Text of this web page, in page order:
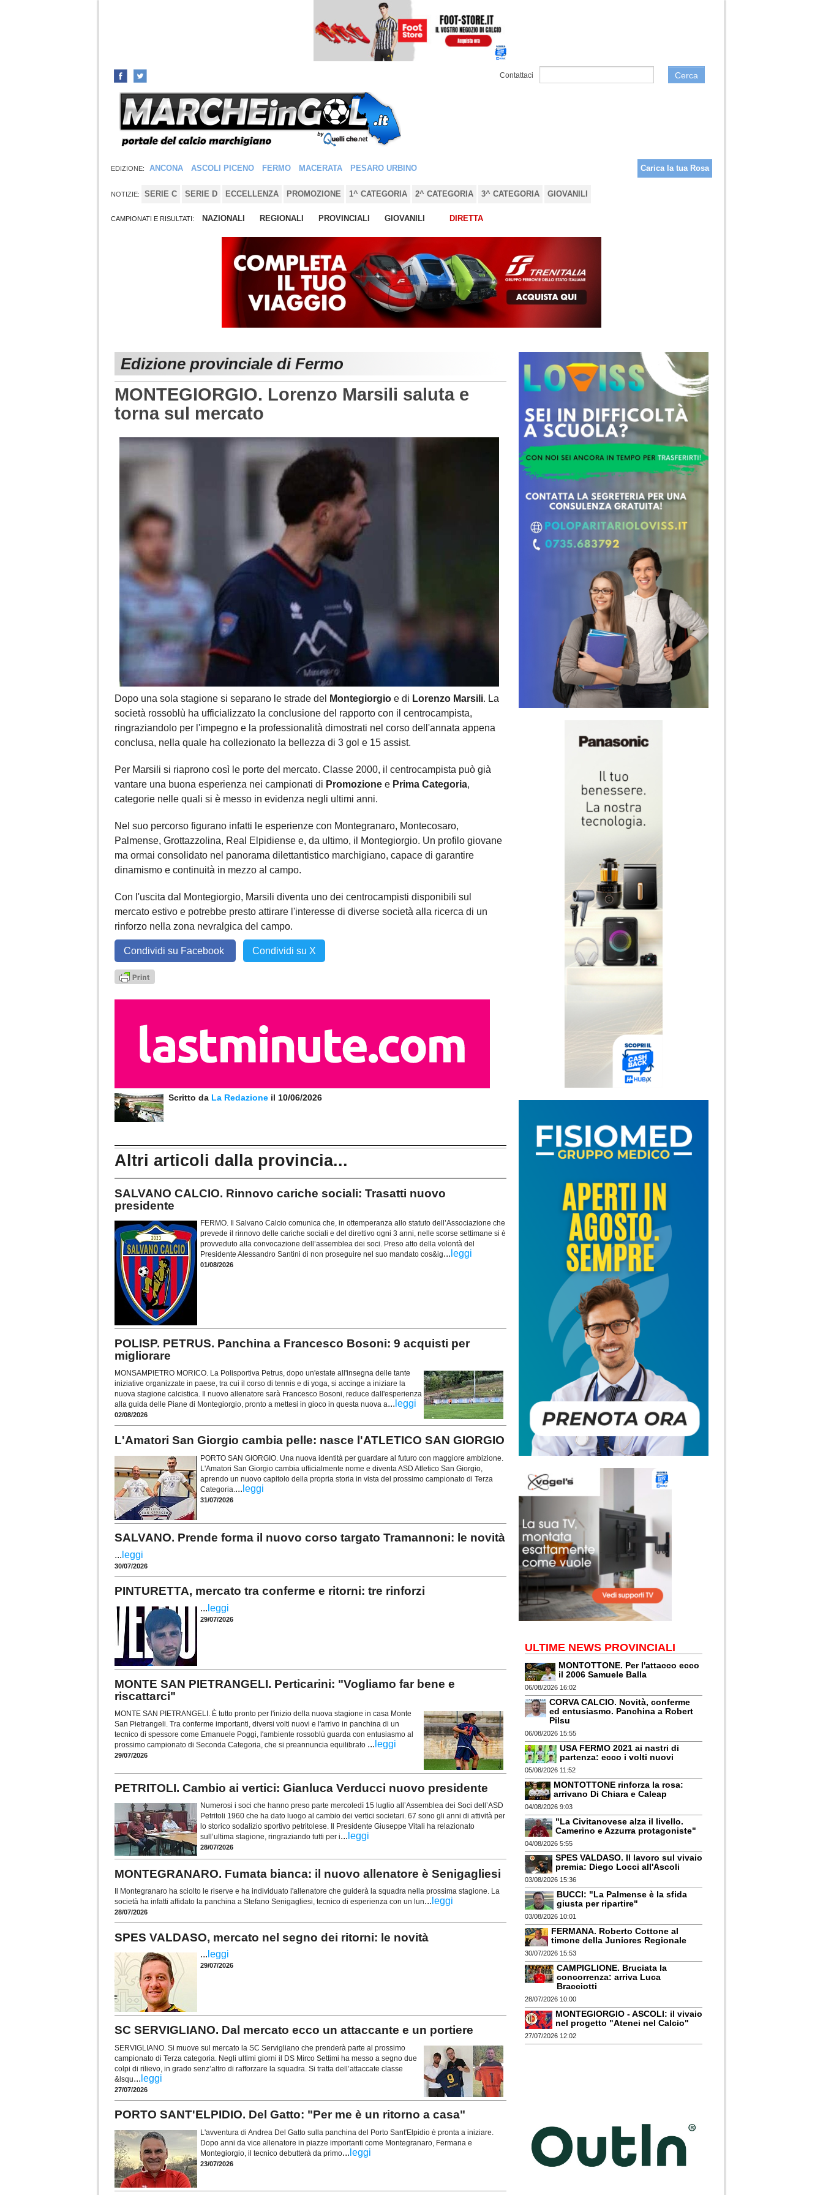
Contattaci Cerca
EDIZIONE: ANCONA ASCOLI PICENO FERMO MACERATA PESARO URBINO Carica la tua Rosa
NOTIZIE: SERIE C SERIE D ECCELLENZA PROMOZIONE 1^ CATEGORIA 2^ CATEGORIA 3^ CATEGORIA GIOVANILI
CAMPIONATI E RISULTATI: NAZIONALI REGIONALI PROVINCIALI GIOVANILI DIRETTA
Edizione provinciale di Fermo
MONTEGIORGIO. Lorenzo Marsili saluta e
torna sul mercato
Dopo una sola stagione si separano le strade del Montegiorgio e di Lorenzo Marsili. La
società rossoblù ha ufficializzato la conclusione del rapporto con il centrocampista,
ringraziandolo per l'impegno e la professionalità dimostrati nel corso dell'annata appena
conclusa, nella quale ha collezionato la bellezza di 3 gol e 15 assist.
Per Marsili si riaprono così le porte del mercato. Classe 2000, il centrocampista può già
vantare una buona esperienza nei campionati di Promozione e Prima Categoria,
categorie nelle quali si è messo in evidenza negli ultimi anni.
Nel suo percorso figurano infatti le esperienze con Montegranaro, Montecosaro,
Palmense, Grottazzolina, Real Elpidiense e, da ultimo, il Montegiorgio. Un profilo giovane
ma ormai consolidato nel panorama dilettantistico marchigiano, capace di garantire
dinamismo e continuità in mezzo al campo.
Con l'uscita dal Montegiorgio, Marsili diventa uno dei centrocampisti disponibili sul
mercato estivo e potrebbe presto attirare l'interesse di diverse società alla ricerca di un
rinforzo nella zona nevralgica del campo.
Condividi su Facebook Condividi su X
Scritto da La Redazione il 10/06/2026
Altri articoli dalla provincia...
SALVANO CALCIO. Rinnovo cariche sociali: Trasatti nuovo
presidente
FERMO. Il Salvano Calcio comunica che, in ottemperanza allo statuto dell’Associazione che
prevede il rinnovo delle cariche sociali e del direttivo ogni 3 anni, nelle scorse settimane si è
provveduto alla convocazione dell’assemblea dei soci. Preso atto della volontà del
Presidente Alessandro Santini di non proseguire nel suo mandato cos&ig... leggi
01/08/2026
POLISP. PETRUS. Panchina a Francesco Bosoni: 9 acquisti per
migliorare
MONSAMPIETRO MORICO. La Polisportiva Petrus, dopo un'estate all'insegna delle tante
iniziative organizzate in paese, tra cui il corso di tennis e di yoga, si accinge a iniziare la
nuova stagione calcistica. Il nuovo allenatore sarà Francesco Bosoni, reduce dall'esperienza
alla guida delle Piane di Montegiorgio, pronto a mettesi in gioco in questa nuova a... leggi
02/08/2026
L'Amatori San Giorgio cambia pelle: nasce l'ATLETICO SAN GIORGIO
PORTO SAN GIORGIO. Una nuova identità per guardare al futuro con maggiore ambizione.
L'Amatori San Giorgio cambia ufficialmente nome e diventa ASD Atletico San Giorgio,
aprendo un nuovo capitolo della propria storia in vista del prossimo campionato di Terza
Categoria. ... leggi
31/07/2026
SALVANO. Prende forma il nuovo corso targato Tramannoni: le novità
... leggi
30/07/2026
PINTURETTA, mercato tra conferme e ritorni: tre rinforzi
... leggi
29/07/2026
MONTE SAN PIETRANGELI. Perticarini: "Vogliamo far bene e
riscattarci"
MONTE SAN PIETRANGELI. È tutto pronto per l'inizio della nuova stagione in casa Monte
San Pietrangeli. Tra conferme importanti, diversi volti nuovi e l'arrivo in panchina di un
tecnico di spessore come Emanuele Poggi, l'ambiente rossoblù guarda con entusiasmo al
prossimo campionato di Seconda Categoria, che si preannuncia equilibrato ... leggi
29/07/2026
PETRITOLI. Cambio ai vertici: Gianluca Verducci nuovo presidente
Numerosi i soci che hanno preso parte mercoledì 15 luglio all’Assemblea dei Soci dell’ASD
Petritoli 1960 che ha dato luogo al cambio dei vertici societari. 67 sono gli anni di attività per
lo storico sodalizio sportivo petritolese. Il Presidente Giuseppe Vitali ha relazionato
sull’ultima stagione, ringraziando tutti per i... leggi
28/07/2026
MONTEGRANARO. Fumata bianca: il nuovo allenatore è Senigagliesi
Il Montegranaro ha sciolto le riserve e ha individuato l'allenatore che guiderà la squadra nella prossima stagione. La
società ha infatti affidato la panchina a Stefano Senigagliesi, tecnico di esperienza con un lun... leggi
28/07/2026
SPES VALDASO, mercato nel segno dei ritorni: le novità
... leggi
29/07/2026
SC SERVIGLIANO. Dal mercato ecco un attaccante e un portiere
SERVIGLIANO. Si muove sul mercato la SC Servigliano che prenderà parte al prossimo
campionato di Terza categoria. Negli ultimi giorni il DS Mirco Settimi ha messo a segno due
colpi di rilievo, in grado senz’altro di rafforzare la squadra. Si tratta dell’attaccate classe
&lsqu... leggi
27/07/2026
PORTO SANT'ELPIDIO. Del Gatto: "Per me è un ritorno a casa"
L'avventura di Andrea Del Gatto sulla panchina del Porto Sant'Elpidio è pronta a iniziare.
Dopo anni da vice allenatore in piazze importanti come Montegranaro, Fermana e
Montegiorgio, il tecnico debutterà da primo... leggi
23/07/2026
ULTIME NEWS PROVINCIALI
MONTOTTONE. Per l'attacco ecco
il 2006 Samuele Balla
06/08/2026 16:02
CORVA CALCIO. Novità, conferme
ed entusiasmo. Panchina a Robert
Pilsu
06/08/2026 15:55
USA FERMO 2021 ai nastri di
partenza: ecco i volti nuovi
05/08/2026 11:52
MONTOTTONE rinforza la rosa:
arrivano Di Chiara e Caleap
04/08/2026 9:03
"La Civitanovese alza il livello.
Camerino e Azzurra protagoniste"
04/08/2026 5:55
SPES VALDASO. Il lavoro sul vivaio
premia: Diego Locci all'Ascoli
03/08/2026 15:36
BUCCI: "La Palmense è la sfida
giusta per ripartire"
03/08/2026 10:01
FERMANA. Roberto Cottone al
timone della Juniores Regionale
30/07/2026 15:53
CAMPIGLIONE. Bruciata la
concorrenza: arriva Luca
Bracciotti
28/07/2026 10:00
MONTEGIORGIO - ASCOLI: il vivaio
nel progetto "Atenei nel Calcio"
27/07/2026 12:02